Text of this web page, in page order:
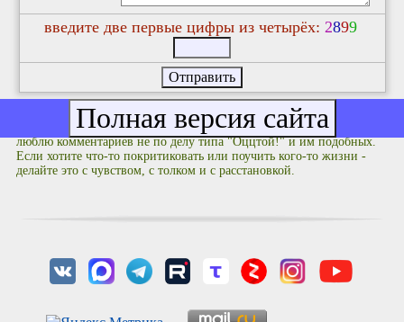
введите две первые цифры из четырёх: 2899
Фулюганствовать не надо: соблюдайте правила приличия. Я не
люблю комментариев не по делу типа "Оццтой!" и им подобных.
Если хотите что-то покритиковать или поучить кого-то жизни -
делайте это с чувством, с толком и с расстановкой.